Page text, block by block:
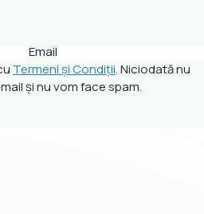
Email
Termeni și Condiții. Niciodată nu
și nu vom face spam.